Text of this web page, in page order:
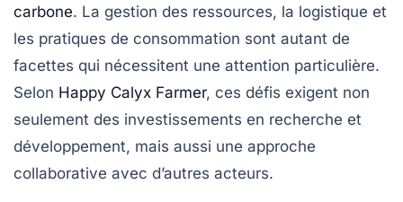
carbone. La gestion des ressources, la logistique et
les pratiques de consommation sont autant de
facettes qui nécessitent une attention particulière.
Selon Happy Calyx Farmer, ces défis exigent non
seulement des investissements en recherche et
développement, mais aussi une approche
collaborative avec d’autres acteurs.